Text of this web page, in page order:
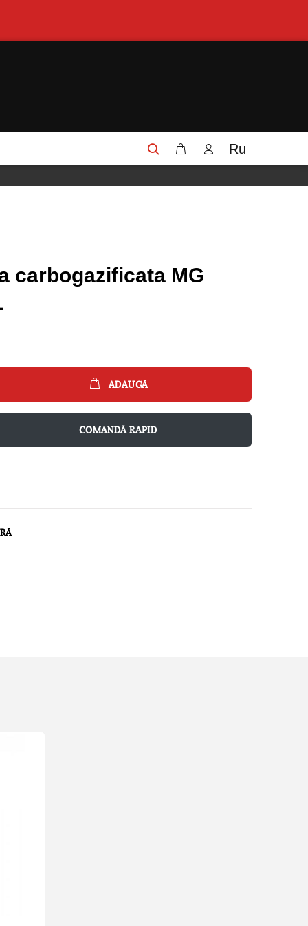
Ru
carbogazificata MG
ADAUGĂ
COMANDĂ RAPID